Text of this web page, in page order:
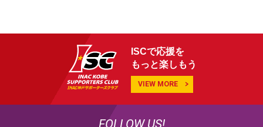
ISCで応援を
もっと楽しもう
VIEW MORE
FOLLOW US!